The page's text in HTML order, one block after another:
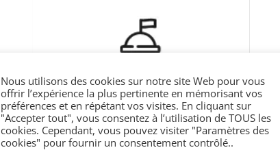
Nous utilisons des cookies sur notre site Web pour vous
offrir l’expérience la plus pertinente en mémorisant vos
préférences et en répétant vos visites. En cliquant sur
"Accepter tout", vous consentez à l’utilisation de TOUS les
cookies. Cependant, vous pouvez visiter "Paramètres des
cookies" pour fournir un consentement contrôlé..